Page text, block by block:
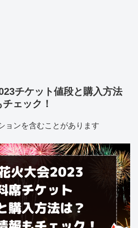
チケット値段と購入方法
ェック！
ョンを含むことがあります